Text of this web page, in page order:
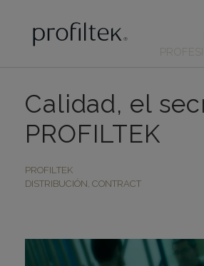
Calidad, el
PROFILTEK
PROFILTEK
DISTRIBUCIÓN, CONTRACT